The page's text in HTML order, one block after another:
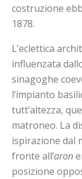
costruzione
1878.
L’eclettica
influenzata
sinagoghe
l’impianto
tutt’altezza,
matroneo. La
ispirazione dal
fronte all’aron
posizione